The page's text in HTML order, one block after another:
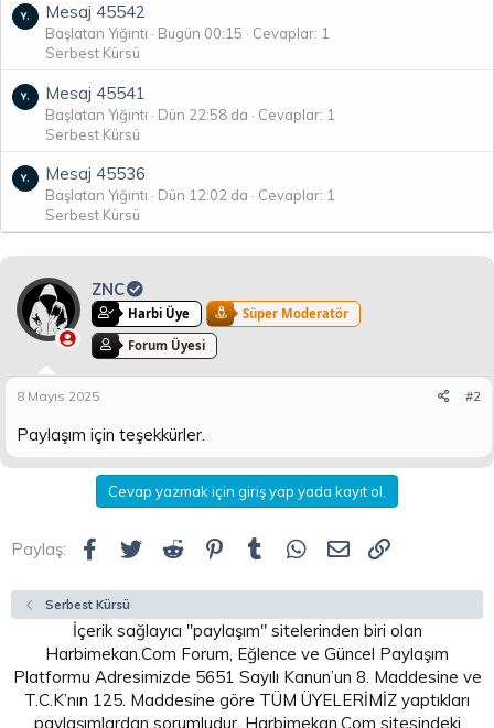
Mesaj 45542
Başlatan Yığıntı Bugün 00:15
Cevaplar: 1
Serbest Kürsü
Mesaj 45541
Başlatan Yığıntı Dün 22:58 da
Cevaplar: 1
Serbest Kürsü
Mesaj 45536
Başlatan Yığıntı Dün 12:02 da
Cevaplar: 1
Serbest Kürsü
ZNC
Harbi Üye
Süper Moderatör
Forum Üyesi
8 Mayıs 2025 #2
Paylaşım için teşekkürler.
Cevap yazmak için giriş yap yada kayıt ol.
Paylaş: Facebook
Twitter Reddit Pinterest
Tumblr WhatsApp
E-posta
Serbest Kürsü
İçerik sağlayıcı "paylaşım" sitelerinden biri olan
Harbimekan.Com Forum, Eğlence ve Güncel Paylaşım
Platformu Adresimizde 5651 Sayılı Kanun’un 8. Maddesine ve
T.C.K’nın 125. Maddesine göre TÜM ÜYELERİMİZ yaptıkları
paylaşımlardan sorumludur. Harbimekan.Com sitesindeki